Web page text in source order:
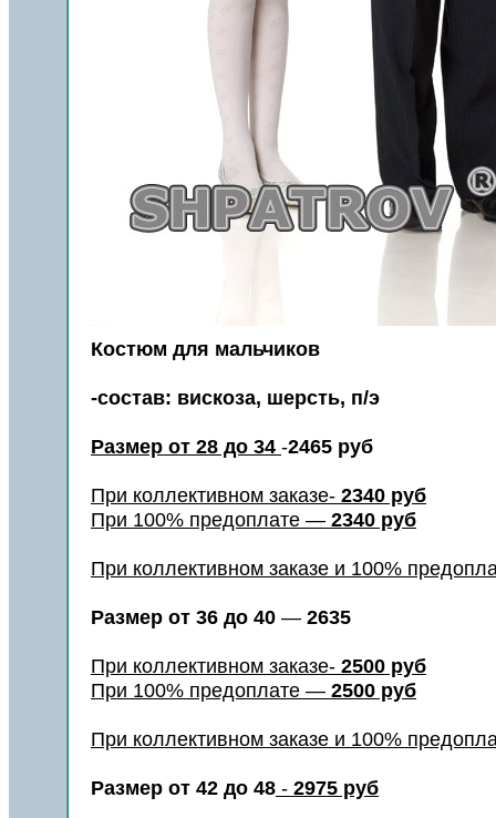
Костюм для мальчиков
-состав: вискоза, шерсть, п/э
Размер от 28 до 34 -2465 руб
При коллективном заказе- 2340 руб
При 100% предоплате — 2340 руб
При коллективном заказе и 100%
Размер от 36 до 40 — 2635
При коллективном заказе- 2500 руб
При 100% предоплате — 2500 руб
При коллективном заказе и 100%
Размер от 42 до 48 - 2975 руб